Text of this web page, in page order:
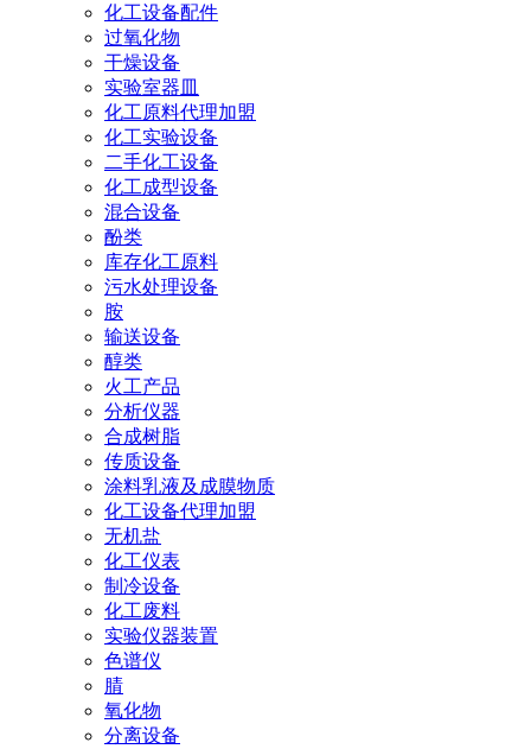
化工设备配件
过氧化物
干燥设备
实验室器皿
化工原料代理加盟
化工实验设备
二手化工设备
化工成型设备
混合设备
酚类
库存化工原料
污水处理设备
胺
输送设备
醇类
火工产品
分析仪器
合成树脂
传质设备
涂料乳液及成膜物质
化工设备代理加盟
无机盐
化工仪表
制冷设备
化工废料
实验仪器装置
色谱仪
腈
氧化物
分离设备